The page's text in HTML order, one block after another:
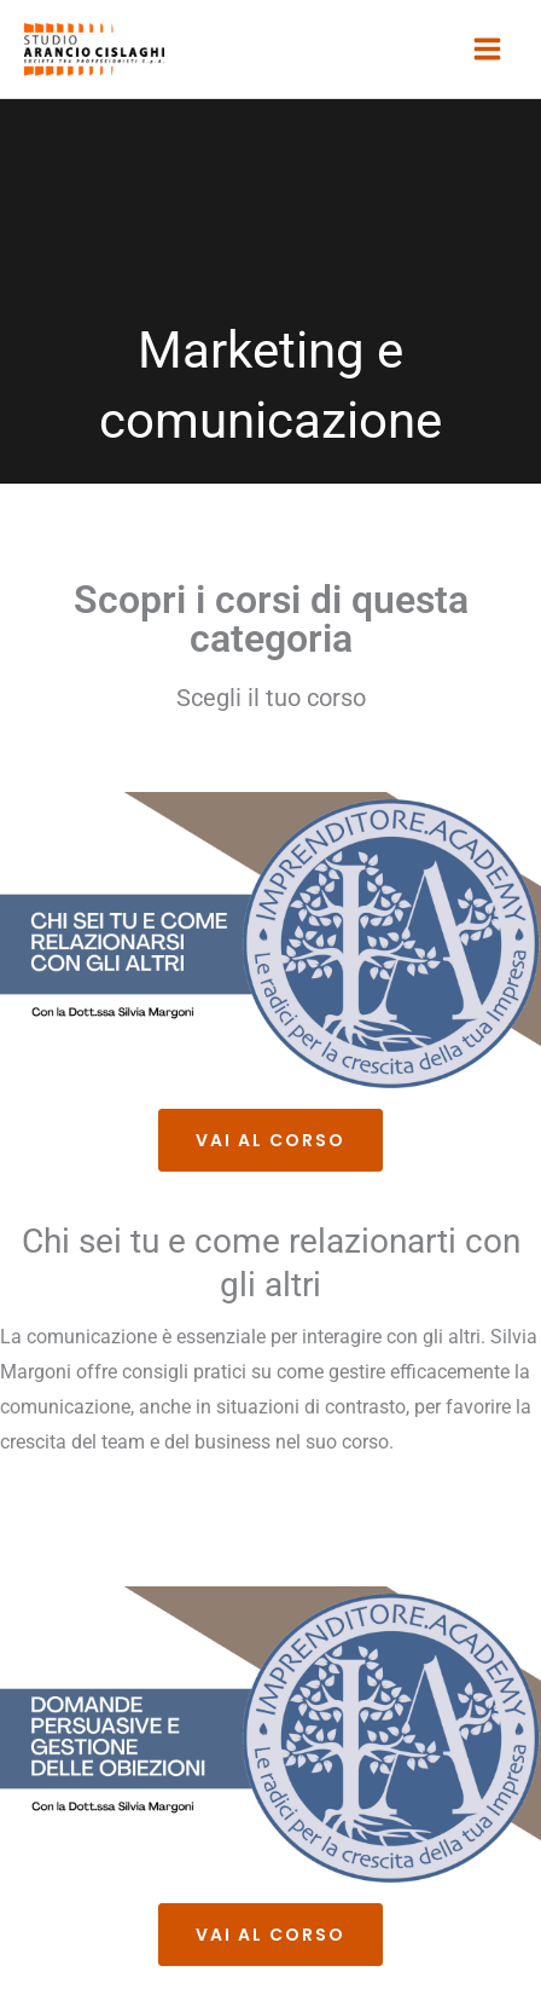
Marketing e
comunicazione
Scopri i corsi di questa
categoria
Scegli il tuo corso
VAI AL CORSO
Chi sei tu e come relazionarti con
gli altri
La comunicazione è essenziale per interagire con gli altri. Silvia
Margoni offre consigli pratici su come gestire efficacemente la
comunicazione, anche in situazioni di contrasto, per favorire la
crescita del team e del business nel suo corso.
VAI AL CORSO